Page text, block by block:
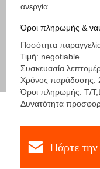
ανεργία.
Όροι πληρωμής &
Ποσότητα
Τιμή: negotiable
Συσκευασία
Χρόνος παράδοσης:
Όροι πληρωμής: T/
Δυνατότητα
Πάρτε την